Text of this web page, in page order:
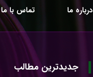
درباره ما تماس با ما
جدیدترین مطالب